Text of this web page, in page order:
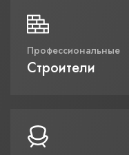
Профессиональные
Строители